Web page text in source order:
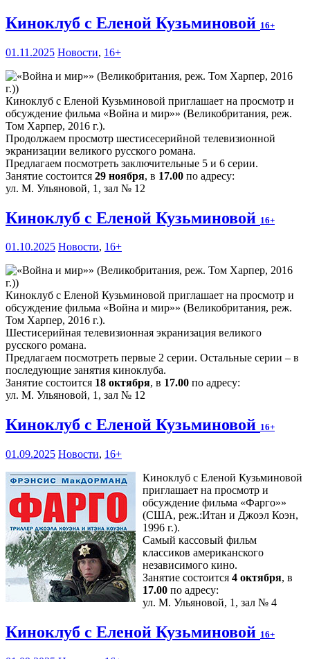
Киноклуб с Еленой Кузьминовой 16+
01.11.2025 Новости, 16+
Киноклуб с Еленой Кузьминовой приглашает на просмотр и
обсуждение фильма «Война и мир»» (Великобритания, реж.
Том Харпер, 2016 г.).
Продолжаем просмотр шестисесерийной телевизионной
экранизации великого русского романа.
Предлагаем посмотреть заключительные 5 и 6 серии.
Занятие состоится 29 ноября, в 17.00 по адресу:
ул. М. Ульяновой, 1, зал № 12
Киноклуб с Еленой Кузьминовой 16+
01.10.2025 Новости, 16+
Киноклуб с Еленой Кузьминовой приглашает на просмотр и
обсуждение фильма «Война и мир»» (Великобритания, реж.
Том Харпер, 2016 г.).
Шестисерийная телевизионная экранизация великого
русского романа.
Предлагаем посмотреть первые 2 серии. Остальные серии – в
последующие занятия киноклуба.
Занятие состоится 18 октября, в 17.00 по адресу:
ул. М. Ульяновой, 1, зал № 12
Киноклуб с Еленой Кузьминовой 16+
01.09.2025 Новости, 16+
Киноклуб с Еленой Кузьминовой
приглашает на просмотр и
обсуждение фильма «Фарго»»
(США, реж.:Итан и Джоэл Коэн,
1996 г.).
Самый кассовый фильм
классиков американского
независимого кино.
Занятие состоится 4 октября, в
17.00 по адресу:
ул. М. Ульяновой, 1, зал № 4
Киноклуб с Еленой Кузьминовой 16+